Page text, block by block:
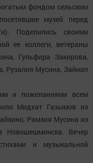
фондом сельским
музей перед
Поделились своими
ее коллеги, ветераны
Гульфира Закирова,
Рузалия Мусина, Зайнап
и пожеланиями всем
Мидхат Газымов из
Рамзия Мусина из
Новошешминска. Вечер
и музыкальной